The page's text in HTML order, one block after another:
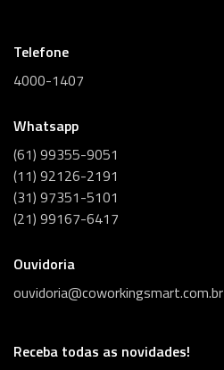
Telefone
4000-1407
Whatsapp
(61) 99355-9051
(11) 92126-2191
(31) 97351-5101
(21) 99167-6417
Ouvidoria
ouvidoria@coworkingsmart.com.br
Receba todas as novidades!